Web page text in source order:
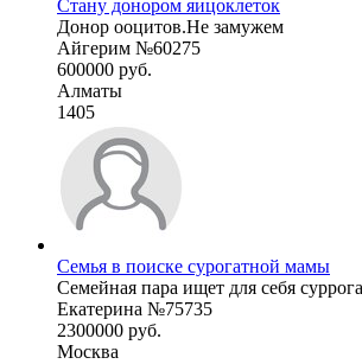
Стану донором яицоклеток
Донор ооцитов.Не замужем
Айгерим №60275
600000 руб.
Алматы
1405
Семья в поиске сурогатной мамы
Семейная пара ищет для себя
Екатерина №75735
2300000 руб.
Москва